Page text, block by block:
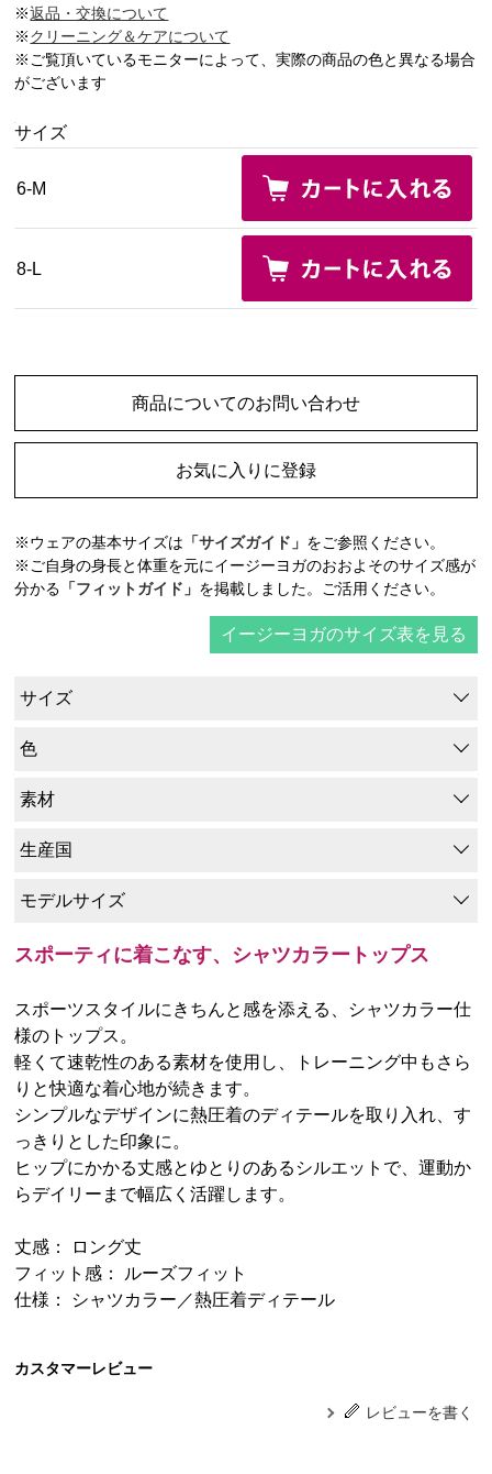
※返品・交換について
※クリーニング＆ケアについて
※ご覧頂いているモニターによって、実際の商品の色と異なる場合
がございます
サイズ
6-M
8-L
商品についてのお問い合わせ
お気に入りに登録
※ウェアの基本サイズは 「サイズガイド」 をご参照ください。
※ご自身の身長と体重を元にイージーヨガのおおよそのサイズ感が
分かる 「フィットガイド」 を掲載しました。ご活用ください。
イージーヨガのサイズ表を見る
サイズ
色
素材
生産国
モデルサイズ
スポーティに着こなす、シャツカラートップス
スポーツスタイルにきちんと感を添える、シャツカラー仕
様のトップス。
軽くて速乾性のある素材を使用し、トレーニング中もさら
りと快適な着心地が続きます。
シンプルなデザインに熱圧着のディテールを取り入れ、す
っきりとした印象に。
ヒップにかかる丈感とゆとりのあるシルエットで、運動か
らデイリーまで幅広く活躍します。
丈感： ロング丈
フィット感： ルーズフィット
仕様： シャツカラー／熱圧着ディテール
カスタマーレビュー
レビューを書く